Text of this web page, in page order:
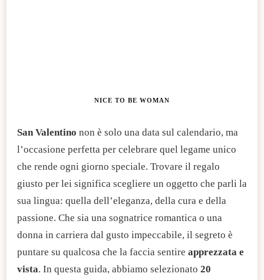
NICE TO BE WOMAN
San Valentino non è solo una data sul calendario, ma
l’occasione perfetta per celebrare quel legame unico
che rende ogni giorno speciale. Trovare il regalo
giusto per lei significa scegliere un oggetto che parli la
sua lingua: quella dell’eleganza, della cura e della
passione. Che sia una sognatrice romantica o una
donna in carriera dal gusto impeccabile, il segreto è
puntare su qualcosa che la faccia sentire apprezzata e
vista. In questa guida, abbiamo selezionato 20